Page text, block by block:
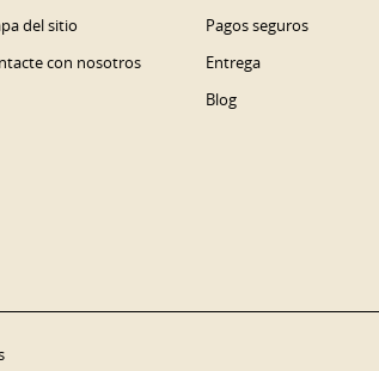
del sitio
con nosotros
Pagos seguros
Entrega
Blog